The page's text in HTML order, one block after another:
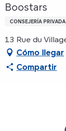
Boostars
CONSEJERÍA PRIVADA
13 Rue du
Cómo llegar
Compartir